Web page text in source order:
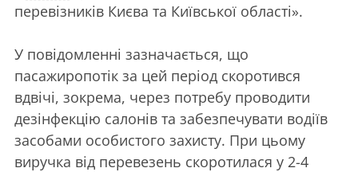
перевізників Києва та Київської області».
У повідомленні зазначається, що
пасажиропотік за цей період скоротився
вдвічі, зокрема, через потребу проводити
дезінфекцію салонів та забезпечувати водіїв
засобами особистого захисту. При цьому
виручка від перевезень скоротилася у 2-4